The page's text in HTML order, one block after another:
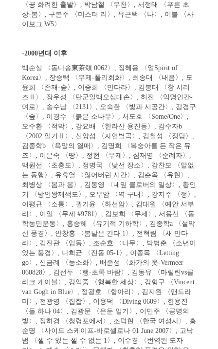
〈공 화려한 출발〉, 박남철 〈무천〉, 서정태 〈푸른 초
상-봄〉, 구본주 〈미스터 리〉, 유근택 〈나〉, 이불 〈사
이보그 W5〉
-2000년대 이후
백순실 〈동다송東茶頌 0062〉, 장혜용 〈얼Spirit of
Korea〉, 장승택 〈무제-폴리회화〉, 최송대 〈내음〉, 도
윤희 〈존재-숲〉, 이중희 〈만다라〉, 김봉태 〈창 시리
즈Ⅱ〉, 장우성 〈단군일백오십대손〉, 허진 〈익명인간-
여로〉, 송수남 〈2131〉, 오숙환 〈빛과 시공간〉, 강경구
〈숲〉, 이경수 〈붉은 소나무〉, 서도호 〈Some/One〉,
오수환 〈적막〉, 강요배 〈한라산 용진동〉, 김수자b
〈2002 일기Ⅱ〉, 신양섭 〈자연별곡〉, 김철성 〈정담〉,
김종학b 〈욕망의 열매〉, 김명희 〈복숭아를 든 작은 뮤
즈〉, 이은숙 〈땅〉, 정현 〈무제〉, 심재영 〈순례자〉,
백원선 〈초충도〉, 정병국 〈낯선 장소〉, 강찬모 〈말없
는 동행〉, 유휴열 〈잃어버린 시간〉, 김춘옥 〈유현〉,
최병상 〈봄과 봄〉, 김동영 〈네잎 클로버의 일상〉, 황인
기 〈방인왕제색도〉, 오우암 〈역 구내〉, 강지주 〈정〉,
이평규 〈소통〉, 권기윤 〈하선암〉, 김대원 〈예안 서부
리〉, 이일 〈무제 #9781〉, 김보희 〈무제〉, 서용선 〈동
학농민운동〉, 홍승혜 〈유기적 기하학〉, 김종학a 〈설악
산 풍경〉, 안창홍 〈봄날은 간다 1〉, 전혁림 〈새 만다
라〉, 김진관 〈입동〉, 조순호 〈나무〉, 박병춘 〈소년이
있는 풍경〉, 나희균 〈진동 05-1〉, 이종목 〈Letting
go〉, 신금례 〈능소화〉, 배준성 〈화가의 옷-Vermeer
060828〉, 김선두 〈행-초록 바람〉, 김동유 〈마릴린vs클
라크 게이블〉, 강익중 〈행복한 세상〉, 강형구 〈Vincent
van Gogh in Blue〉, 정광호 〈항아리〉, 김지원 〈맨드라
미〉, 전광영 〈집합〉, 이용덕 〈Diving 0609〉, 한용진
〈돌 하나 04〉, 김광문 〈은둔 일기〉, 이민주 〈공명의
빛〉, 정하경 〈청령포에서〉, 조덕현 〈한국 여성사〉, 홍
순명 〈사이드 스케이프-바로셀로나 01 June 2007〉, 고낙
범 〈셀 수 있는 셀 수 없는 1〉, 이수경 〈번역된 도자